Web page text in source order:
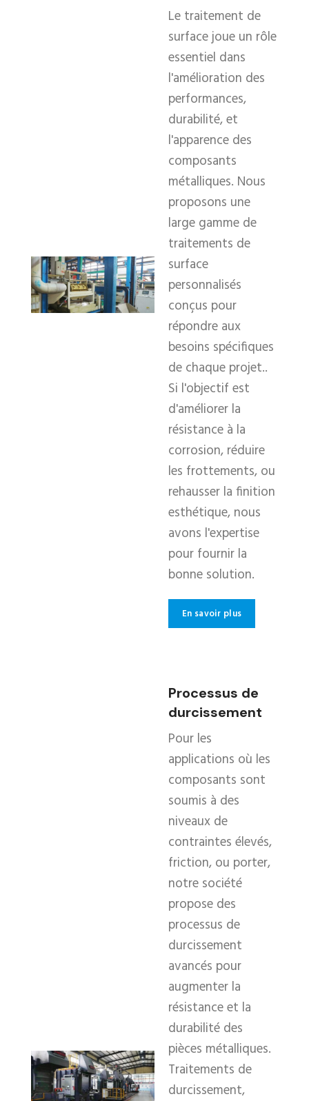
Le traitement de
surface joue un rôle
essentiel dans
l'amélioration des
performances,
durabilité, et
l'apparence des
composants
métalliques. Nous
proposons une
large gamme de
traitements de
surface
personnalisés
conçus pour
répondre aux
besoins spécifiques
de chaque projet..
Si l'objectif est
d'améliorer la
résistance à la
corrosion, réduire
les frottements, ou
rehausser la finition
esthétique, nous
avons l'expertise
pour fournir la
bonne solution.
En savoir plus
Processus de
durcissement
Pour les
applications où les
composants sont
soumis à des
niveaux de
contraintes élevés,
friction, ou porter,
notre société
propose des
processus de
durcissement
avancés pour
augmenter la
résistance et la
durabilité des
pièces métalliques.
Traitements de
durcissement,